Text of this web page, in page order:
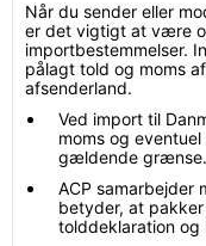
Når du sender eller
er det vigtigt at være
importbestemmelser.
pålagt told og moms
afsenderland.
Ved import til
moms og
gældende grænse.
ACP samarbejder
betyder, at
tolddeklaration